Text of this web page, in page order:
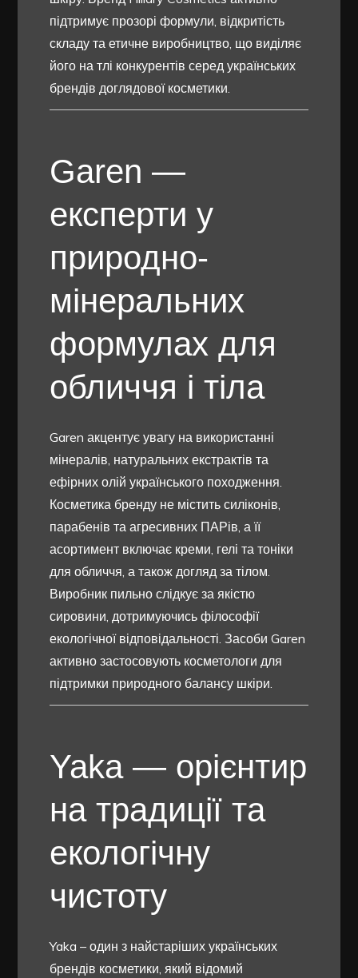
підтримує прозорі формули, відкритість
складу та етичне виробництво, що виділяє
його на тлі конкурентів серед українських
брендів доглядової косметики.
Garen —
експерти у
природно-
мінеральних
формулах для
обличчя і тіла
Garen акцентує увагу на використанні
мінералів, натуральних екстрактів та
ефірних олій українського походження.
Косметика бренду не містить силіконів,
парабенів та агресивних ПАРів, а її
асортимент включає креми, гелі та тоніки
для обличчя, а також догляд за тілом.
Виробник пильно слідкує за якістю
сировини, дотримуючись філософії
екологічної відповідальності. Засоби Garen
активно застосовують косметологи для
підтримки природного балансу шкіри.
Yaka — орієнтир
на традиції та
екологічну
чистоту
Yaka – один з найстаріших українських
брендів косметики, який відомий